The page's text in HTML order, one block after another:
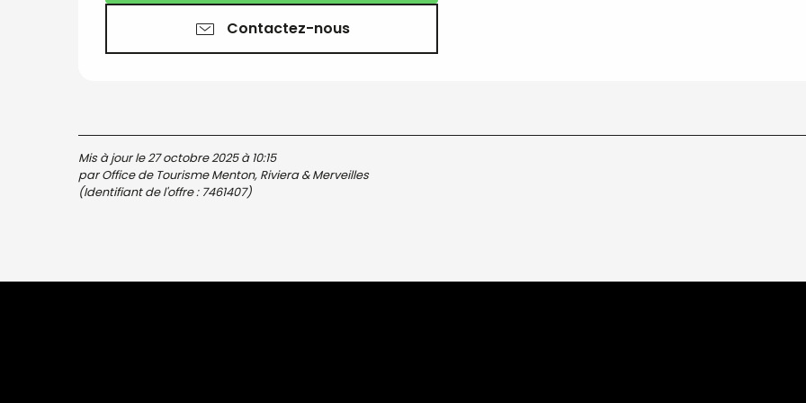
Contactez-nous
Mis à jour le 27 octobre 2025 à 10:15
par Office de Tourisme Menton, Riviera & Merveilles
(Identifiant de l'offre : 7461407)